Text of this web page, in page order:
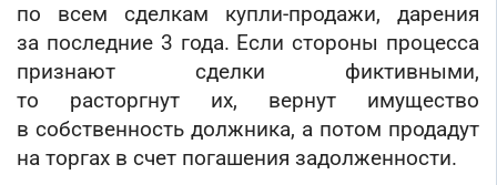
по всем сделкам купли-продажи, дарения
за последние 3 года. Если стороны процесса
признают сделки фиктивными,
то расторгнут их, вернут имущество
в собственность должника, а потом продадут
на торгах в счет погашения задолженности.